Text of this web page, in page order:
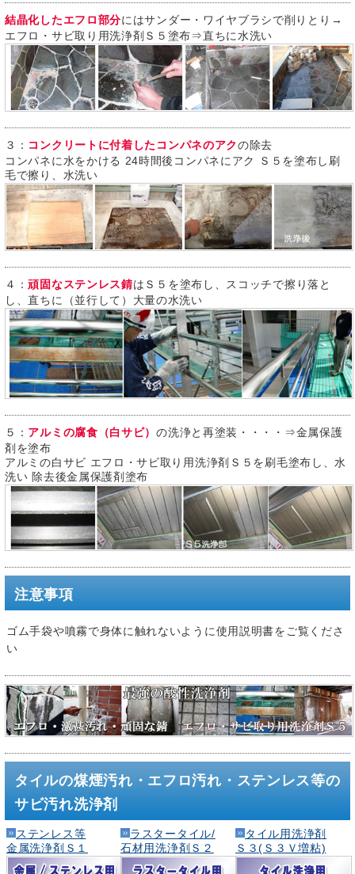
結晶化したエフロ部分にはサンダー・ワイヤブラシで削りとり→
エフロ・サビ取り用洗浄剤Ｓ５塗布⇒直ちに水洗い
３： コンクリートに付着したコンパネのアクの除去
コンパネに水をかける 24時間後コンパネにアク Ｓ５を塗布し刷
毛で擦り、水洗い
４：頑固なステンレス錆はＳ５を塗布し、スコッチで擦り落と
し、直ちに（並行して）大量の水洗い
５： アルミの腐食（白サビ）の洗浄と再塗装・・・・⇒金属保護
剤を塗布
アルミの白サビ エフロ・サビ取り用洗浄剤Ｓ５を刷毛塗布し、水
洗い 除去後金属保護剤塗布
注意事項
ゴム手袋や噴霧で身体に触れないように使用説明書をご覧くださ
い
タイルの煤煙汚れ・エフロ汚れ・ステンレス等の
サビ汚れ洗浄剤
ステンレス等
金属洗浄剤Ｓ１
ラスタータイル/
石材用洗浄剤Ｓ２
タイル用洗浄剤
Ｓ３(Ｓ３Ｖ増粘)